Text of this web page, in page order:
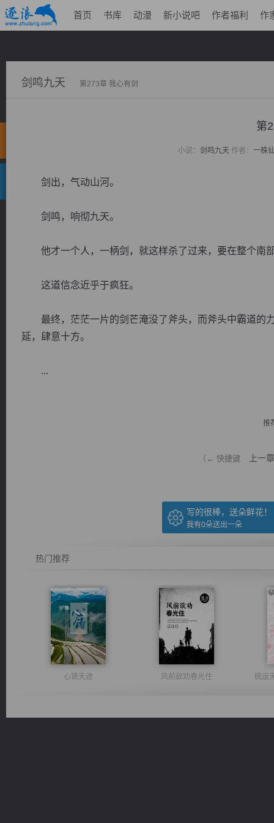
首页 书库 动漫 新小说吧 作者福利 作
剑鸣九天 第273章 我心有剑
第
小说： 剑鸣九天 作者： 一株
剑出，气动山河。
剑鸣，响彻九天。
他才一个人，一柄剑，就这样杀了过来，要在整个南
这道信念近乎于疯狂。
最终，茫茫一片的剑芒淹没了斧头，而斧头中霸道的
延，肆意十方。
...
推
（← 快捷键 上一章
写的很棒，送朵鲜花！
我有0朵送出一朵
热门推荐
心铸天途 风前欲劝春光住 桃运